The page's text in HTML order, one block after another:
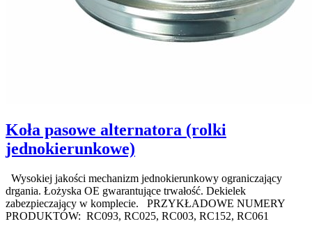
Koła pasowe alternatora (rolki
jednokierunkowe)
Wysokiej jakości mechanizm jednokierunkowy ograniczający
drgania. Łożyska OE gwarantujące trwałość. Dekielek
zabezpieczający w komplecie. PRZYKŁADOWE NUMERY
PRODUKTÓW: RC093, RC025, RC003, RC152, RC061